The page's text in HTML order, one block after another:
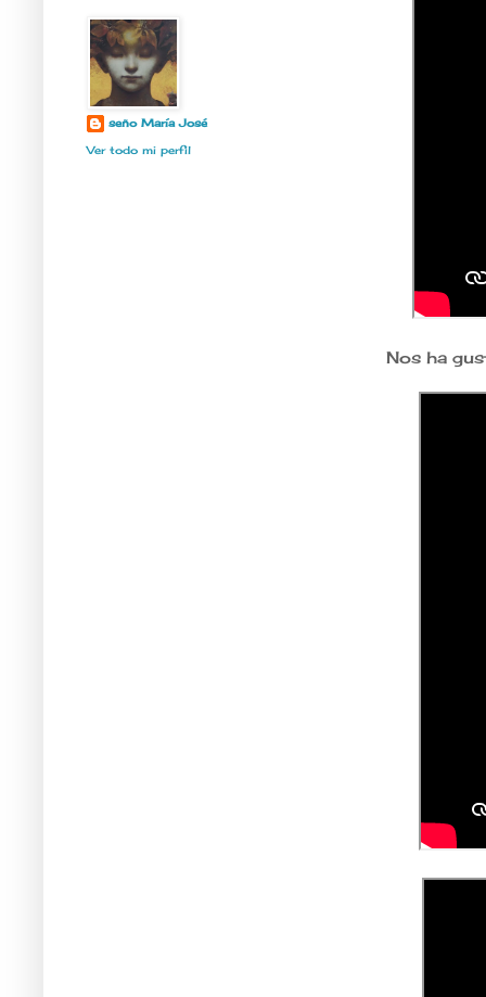
Nos ha
seño María José
Ver todo mi perfil